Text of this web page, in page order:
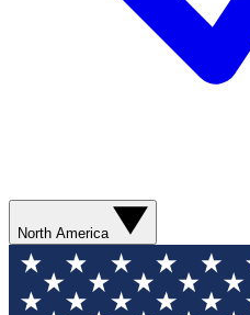
North America